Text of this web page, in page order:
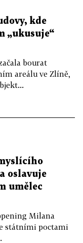
kde
„ukusuje“
bourat
areálu ve Zlíně,
oslavuje
umělec
Milana
státními poctami